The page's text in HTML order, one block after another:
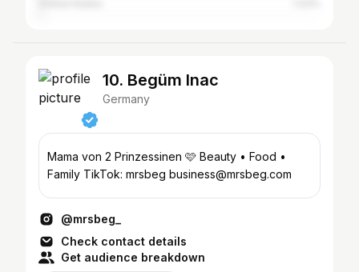
10. Begüm Inac
Germany
Mama von 2 Prinzessinen 🩷 Beauty • Food •
Family TikTok: mrsbeg business@mrsbeg.com
@mrsbeg_
Check contact details
Get audience breakdown